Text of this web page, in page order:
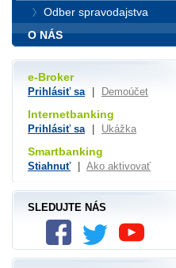
Odber spravodajstva
O NÁS
e-Broker
Prihlásiť sa Demoúčet
Internetbanking
Prihlásiť sa Ukážka
Smartbanking
Stiahnuť Ako aktivovať
SLEDUJTE NÁS